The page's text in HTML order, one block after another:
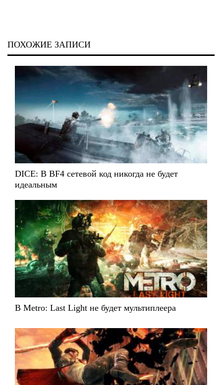
ПОХОЖИЕ ЗАПИСИ
DICE: В BF4 сетевой код никогда не будет
идеальным
В Metro: Last Light не будет мультиплеера